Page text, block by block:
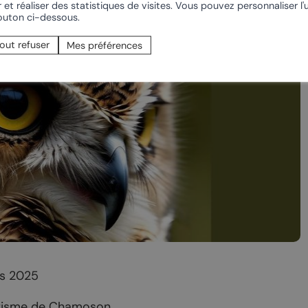
d’hôtes
vacances
Produits du terroir
2025
réaliser des statistiques de visites. Vous pouvez personnaliser
ci-dessous.
refuser Mes préférences